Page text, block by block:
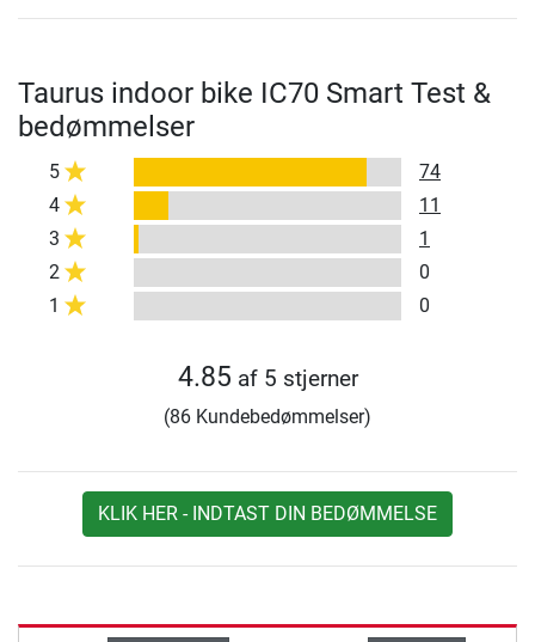
Taurus indoor bike IC70 Smart Test &
bedømmelser
5
74
4
11
3
1
2
0
1
0
4.85 af 5 stjerner
(86 Kundebedømmelser)
KLIK HER - INDTAST DIN BEDØMMELSE